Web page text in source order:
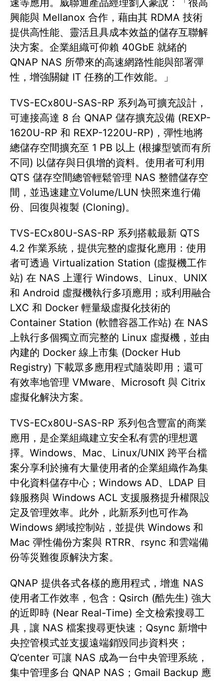
速等應用。威聯通產品經理劉人豪說：「很高
興能與 Mellanox 合作，藉由其 RDMA 技術
提供高性能、靈活且具成本效益的儲存互聯解
決方案。企業組織可仰賴 40GbE 就緒的
QNAP NAS 所帶來的高速網路性能與部署彈
性，增強關鍵 IT 任務的工作效能。」
TVS-ECx80U-SAS-RP 系列為可擴充設計，
可連接高達 8 台 QNAP 儲存擴充設備 (REXP-
1620U-RP 和 REXP-1220U-RP)，彈性地將
總儲存空間擴充至 1 PB 以上 (根據型號而有所
不同) 以儲存與日俱增的資料。使用者可利用
QTS 儲存空間總管輕鬆管理 NAS 整體儲存空
間，並迅速建立Volume/LUN 快照來進行備
份、回復與複製 (Cloning)。
TVS-ECx80U-SAS-RP 系列搭載最新 QTS
4.2 作業系統，提供完整的虛擬化應用：使用
者可透過 Virtualization Station (虛擬機工作
站) 在 NAS 上運行 Windows、Linux、UNIX
和 Android 虛擬機執行多項應用；或利用融合
LXC 和 Docker 輕量級虛擬化技術的
Container Station (軟體容器工作站) 在 NAS
上執行多個獨立而完整的 Linux 虛擬機，並由
內建的 Docker 線上市集 (Docker Hub
Registry) 下載眾多應用程式隨裝即用；還可
有效率地管理 VMware、Microsoft 與 Citrix
虛擬化解決方案。
TVS-ECx80U-SAS-RP 系列包含豐富的商業
應用，是企業組織建立安全私有雲的理想選
擇。Windows、Mac、Linux/UNIX 跨平台檔
案分享利於擁有大量使用者的企業組織作為集
中化資料儲存中心；Windows AD、LDAP 目
錄服務與 Windows ACL 支援服務提升權限設
定及管理效率。此外，此新系列也可作為
Windows 網域控制站，並提供 Windows 和
Mac 彈性備份方案與 RTRR、rsync 和雲端備
份等災難復原解決方案。
QNAP 提供各式各樣的應用程式，增進 NAS
使用者工作效率，包含：Qsirch (酷先生) 強大
的近即時 (Near Real-Time) 全文檢索搜尋工
具，讓 NAS 檔案搜尋更快速；Qsync 新增中
央控管模式並支援遠端銷毀同步資料夾；
Q’center 可讓 NAS 成為一台中央管理系統，
集中管理多台 QNAP NAS；Gmail Backup 應